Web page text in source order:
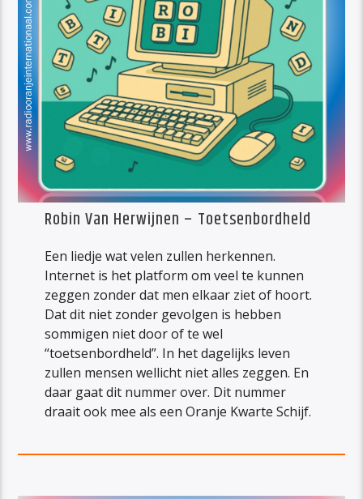
Robin Van Herwijnen – Toetsenbordheld
Een liedje wat velen zullen herkennen.
Internet is het platform om veel te kunnen
zeggen zonder dat men elkaar ziet of hoort.
Dat dit niet zonder gevolgen is hebben
sommigen niet door of te wel
“toetsenbordheld”. In het dagelijks leven
zullen mensen wellicht niet alles zeggen. En
daar gaat dit nummer over. Dit nummer
draait ook mee als een Oranje Kwarte Schijf.